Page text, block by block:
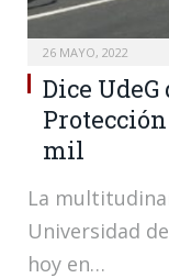
26 MAYO, 2022
Dice
mil
La
Universidad
hoy en…